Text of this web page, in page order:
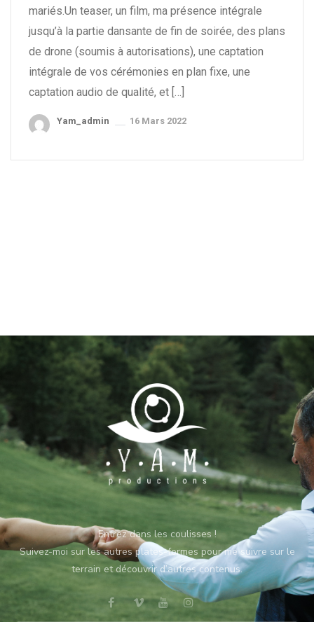
mariés.Un teaser, un film, ma présence intégrale
jusqu’à la partie dansante de fin de soirée, des plans
de drone (soumis à autorisations), une captation
intégrale de vos cérémonies en plan fixe, une
captation audio de qualité, et […]
Yam_admin 16 Mars 2022
Entrez dans les coulisses !
Suivez-moi sur les autres plates-formes pour me suivre sur le
terrain et découvrir d’autres contenus.